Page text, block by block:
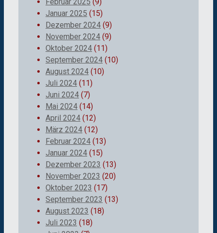
Februar 2025 (9)
Januar 2025 (15)
Dezember 2024 (9)
November 2024 (9)
Oktober 2024 (11)
September 2024 (10)
August 2024 (10)
Juli 2024 (11)
Juni 2024 (7)
Mai 2024 (14)
April 2024 (12)
März 2024 (12)
Februar 2024 (13)
Januar 2024 (15)
Dezember 2023 (13)
November 2023 (20)
Oktober 2023 (17)
September 2023 (13)
August 2023 (18)
Juli 2023 (18)